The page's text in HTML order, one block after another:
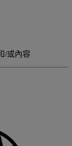
/或內容